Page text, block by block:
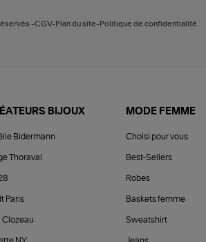
-CGV-Plan du site-Politique de confidentialité
BIJOUX
Bidermann
Thoraval
Paris
Clozeau
MODE FEMME
Choisi pour vous
Best-Sellers
Robes
Baskets femme
Sweatshirt